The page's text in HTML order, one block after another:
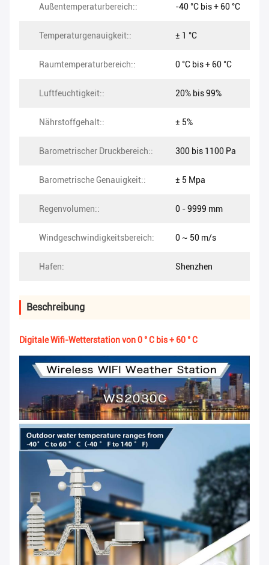
Außentemperaturbereich:: -40 °C bis + 60 °C
Temperaturgenauigkeit:: ± 1 °C
Raumtemperaturbereich:: 0 °C bis + 60 °C
Luftfeuchtigkeit:: 20% bis 99%
Nährstoffgehalt:: ± 5%
Barometrischer Druckbereich:: 300 bis 1100 Pa
Barometrische Genauigkeit:: ± 5 Mpa
Regenvolumen:: 0 - 9999 mm
Windgeschwindigkeitsbereich: 0 ~ 50 m/s
Hafen: Shenzhen
Beschreibung
Digitale Wifi-Wetterstation von 0 ° C bis + 60 ° C